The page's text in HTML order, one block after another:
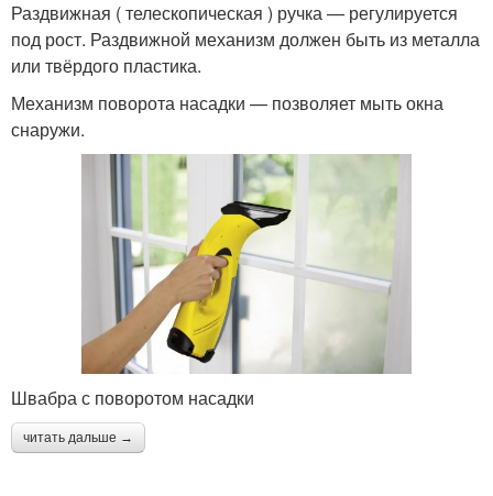
Раздвижная ( телескопическая ) ручка — регулируется
под рост. Раздвижной механизм должен быть из металла
или твёрдого пластика.
Механизм поворота насадки — позволяет мыть окна
снаружи.
Швабра с поворотом насадки
читать дальше →